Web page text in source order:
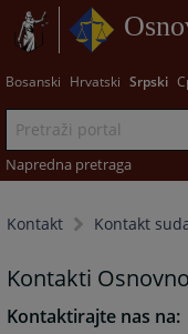
Bosanski Hrvatski Srpski
Napredna pretraga
Kontakt Kontakt
Kontakti
Kontaktirajte nas na: